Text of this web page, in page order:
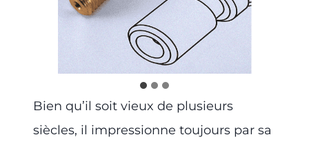
Bien qu’il soit vieux de plusieurs
siècles, il impressionne toujours par sa